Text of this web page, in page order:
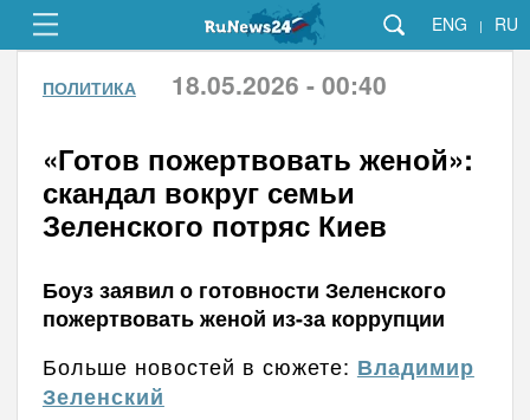
ENG | RU
ПОЛИТИКА 18.05.2026 - 00:40
«Готов пожертвовать женой»:
скандал вокруг семьи
Зеленского потряс Киев
Боуз заявил о готовности Зеленского
пожертвовать женой из-за коррупции
Больше новостей в сюжете: Владимир
Зеленский